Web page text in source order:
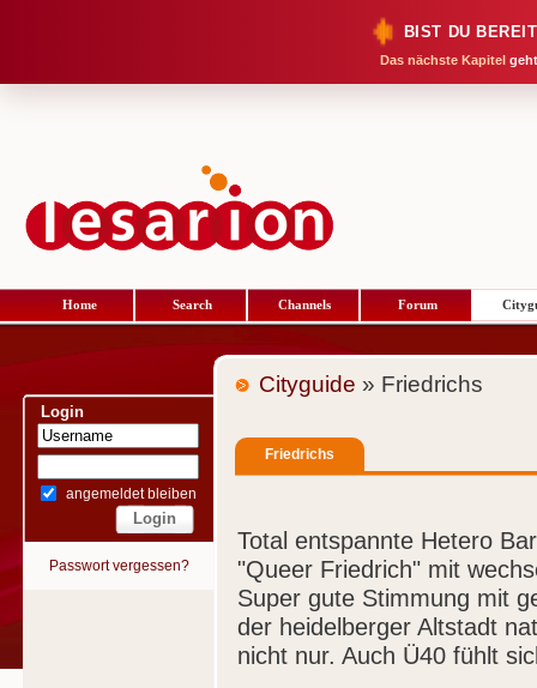
BIST DU
Das nächste Kapitel
Home Search Channels Forum
Login
angemeldet bleiben
Passwort vergessen?
Cityguide » Friedrichs
Friedrichs
Total entspannte Hetero
"Queer Friedrich" mit
Super gute Stimmung mit
der heidelberger Altstadt
nicht nur. Auch Ü40 fühlt